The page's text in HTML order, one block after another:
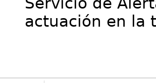
actuación en la